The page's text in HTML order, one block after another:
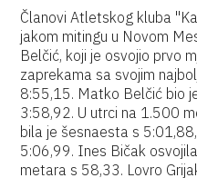
Članovi Atletskog kluba
jakom mitingu u Novom
Belčić, koji je osvojio prvo
zaprekama sa svojim
8:55,15. Matko Belčić bio
3:58,92. U utrci na 1.500
bila je šesnaesta s
5:06,99. Ines Bičak
metara s 58,33. Lovro